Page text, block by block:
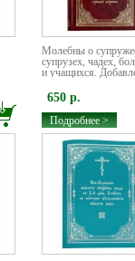
Молебны о
супрузех, чадех,
и учащихся.
650 р.
Подробнее >